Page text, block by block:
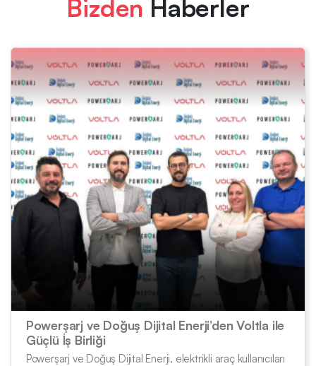
Bizden Haberler
Powerşarj ve Doğuş Dijital Enerji’den Voltla ile
Güçlü İş Birliği
Powerşarj ve Doğuş Dijital Enerji, elektrikli araç kullanıcıları